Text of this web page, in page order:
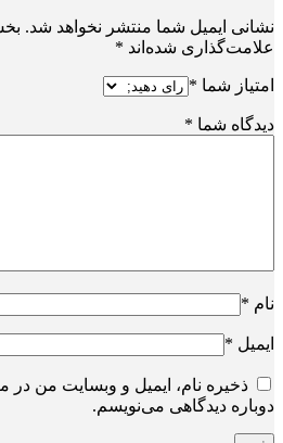
نشانی ایمیل شما منتشر نخواهد شد.
علامت‌گذاری شده‌اند *
امتیاز شما *
دیدگاه شما *
نام *
ایمیل *
ذخیره نام، ایمیل و وبسایت من در
دوباره دیدگاهی می‌نویسم.